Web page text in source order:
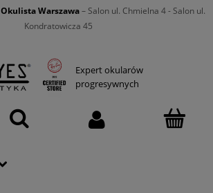
Okulista Warszawa– Salon ul. Chmielna 4 - Salon ul.
Kondratowicza 45
Expert okularów
progresywnych